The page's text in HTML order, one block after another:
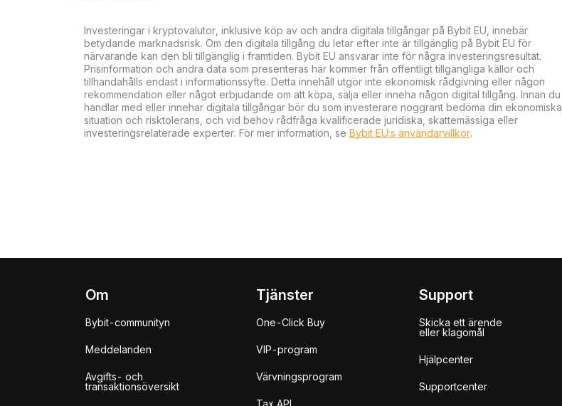
Investeringar i kryptovalutor, inklusive köp av och andra digitala tillgångar på Bybit EU, innebär
betydande marknadsrisk. Om den digitala tillgång du letar efter inte är tillgänglig på Bybit EU för
närvarande kan den bli tillgänglig i framtiden. Bybit EU ansvarar inte för några investeringsresultat.
Prisinformation och andra data som presenteras här kommer från offentligt tillgängliga källor och
tillhandahålls endast i informationssyfte. Detta innehåll utgör inte ekonomisk rådgivning eller någon
rekommendation eller något erbjudande om att köpa, sälja eller inneha någon digital tillgång. Innan du
handlar med eller innehar digitala tillgångar bör du som investerare noggrant bedöma din ekonomiska
situation och risktolerans, och vid behov rådfråga kvalificerade juridiska, skattemässiga eller
investeringsrelaterade experter. För mer information, se Bybit EU:s användarvillkor.
Om
Bybit-communityn
Meddelanden
Avgifts- och
transaktionsöversikt
Tjänster
One-Click Buy
VIP-program
Värvningsprogram
Tax API
Support
Skicka ett ärende
eller klagomål
Hjälpcenter
Supportcenter